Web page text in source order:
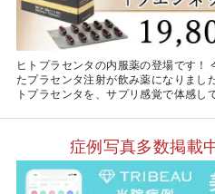
ヒトプラセンタの内服薬の登場です！
たプラセンタ注射が飲み薬になりまし
トプラセンタを、サプリ感覚で体感し
症例写真多数掲載